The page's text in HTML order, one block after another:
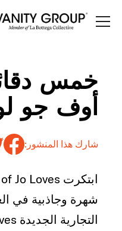
خمس
أوف جو
شارك هذا المنشور:
شهرة وجاذبية في